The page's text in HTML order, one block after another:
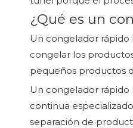
¿Qué es un
Un congelador rápido
congelar los
pequeños productos
Un congelador
continua
separación de